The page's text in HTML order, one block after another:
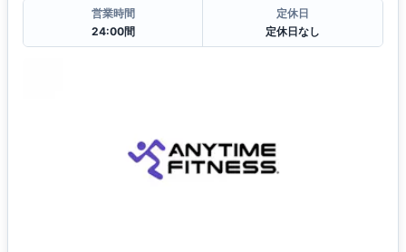
営業時間
24:00間
定休日
定休日なし